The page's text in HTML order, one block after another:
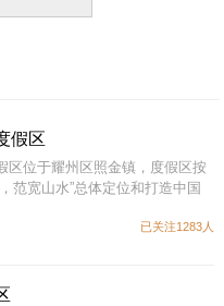
假区
区位于耀州区照金镇，度假区按
范宽山水”总体定位和打造中国
已关注1283人